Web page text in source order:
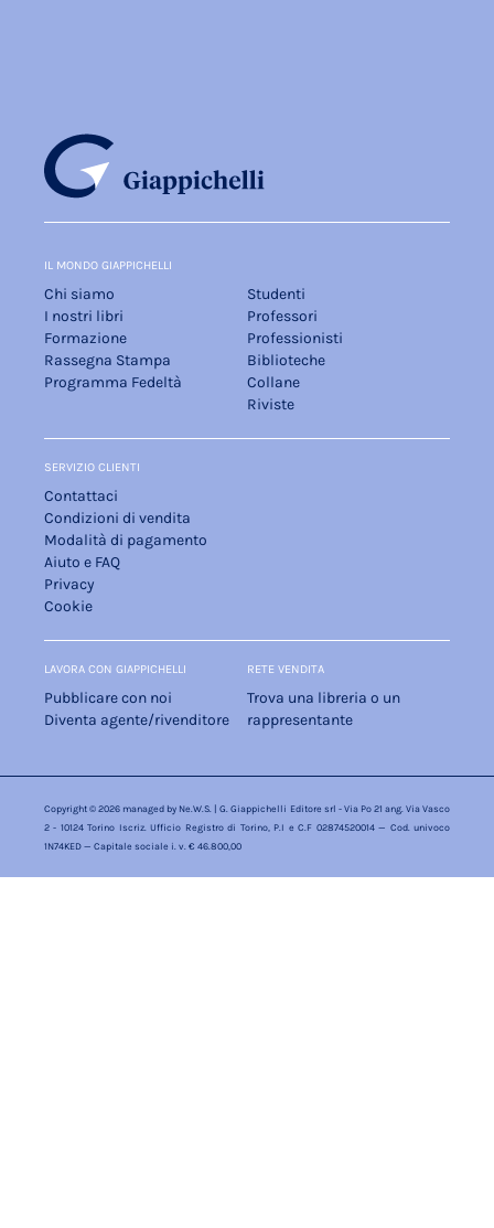
IL MONDO GIAPPICHELLI
Chi siamo
I nostri libri
Formazione
Rassegna Stampa
Programma Fedeltà
Studenti
Professori
Professionisti
Biblioteche
Collane
Riviste
SERVIZIO CLIENTI
Contattaci
Condizioni di vendita
Modalità di pagamento
Aiuto e FAQ
Privacy
Cookie
LAVORA CON GIAPPICHELLI
Pubblicare con noi
Diventa agente/rivenditore
RETE VENDITA
Trova una libreria o un
rappresentante
Copyright © 2026 managed by Ne.W.S. | G. Giappichelli Editore srl - Via Po 21 ang. Via Vasco
2 - 10124 Torino Iscriz. Ufficio Registro di Torino, P.I e C.F 02874520014 — Cod. univoco
1N74KED — Capitale sociale i. v. € 46.800,00